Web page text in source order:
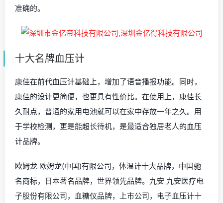
准确的。
十大名牌血压计
康佳在前代血压计基础上，增加了语音播报功能。同时，
康佳的设计更简便，也更具有性价比。在使用上，康佳长
久耐点，普通的家用电池就可以在家中存放一年之久。用
于学校检测，更是能超长待机，是最适合独居老人的血压
计品牌。
欧姆龙 欧姆龙(中国)有限公司，体温计十大品牌，中国驰
名商标，日本著名品牌，世界领先品牌。九安 九安医疗电
子股份有限公司，血糖仪品牌，上市公司，电子血压计十